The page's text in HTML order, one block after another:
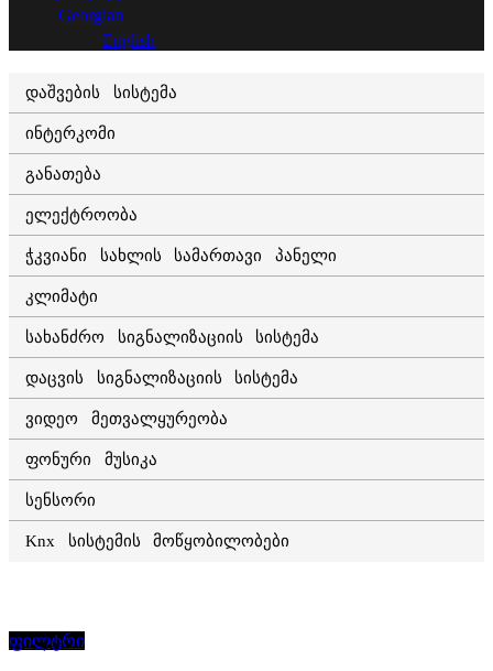
Georgian
English
დაშვების სისტემა
ინტერკომი
განათება
ელექტროობა
ჭკვიანი სახლის სამართავი პანელი
კლიმატი
სახანძრო სიგნალიზაციის სისტემა
დაცვის სიგნალიზაციის სისტემა
ვიდეო მეთვალყურეობა
ფონური მუსიკა
სენსორი
Knx სისტემის მოწყობილობები
ფილტრი